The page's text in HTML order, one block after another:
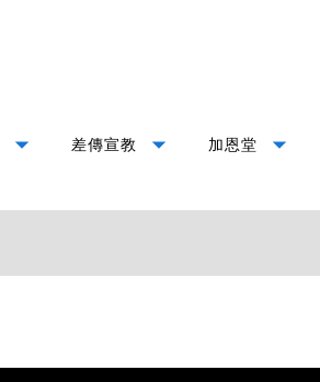
arrow_drop_down 差傳宣教 arrow_drop_down 加恩堂 arrow_drop_down